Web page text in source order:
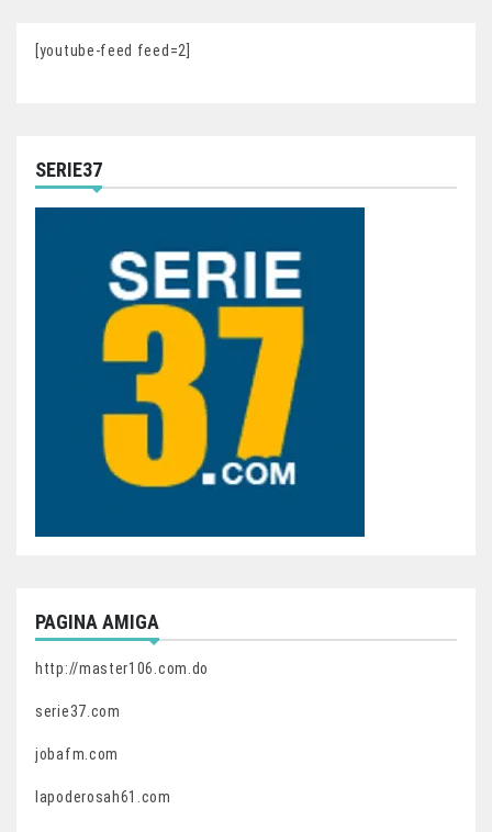
[youtube-feed feed=2]
SERIE37
PAGINA AMIGA
http://master106.com.do
serie37.com
jobafm.com
lapoderosah61.com